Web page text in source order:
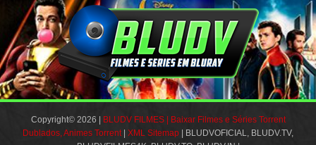
Copyright© 2026 |
BLUDV FILMES | Baixar Filmes e Séries Torrent
Dublados, Animes Torrent| XML Sitemap | BLUDVOFICIAL, BLUDV.TV,